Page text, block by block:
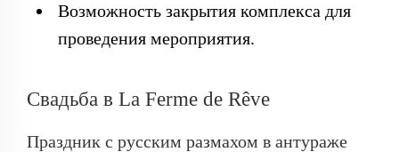
Возможность закрытия комплекса для
проведения мероприятия.
Свадьба в La Ferme de Rêve
Праздник с русским размахом в антураже